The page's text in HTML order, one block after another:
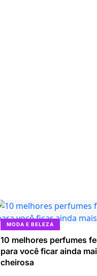
MODA E BELEZA
10 melhores perfumes
para você ficar ainda
cheirosa